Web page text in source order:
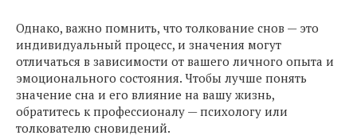
Однако, важно помнить, что толкование снов — это
индивидуальный процесс, и значения могут
отличаться в зависимости от вашего личного опыта и
эмоционального состояния. Чтобы лучше понять
значение сна и его влияние на вашу жизнь,
обратитесь к профессионалу — психологу или
толкователю сновидений.